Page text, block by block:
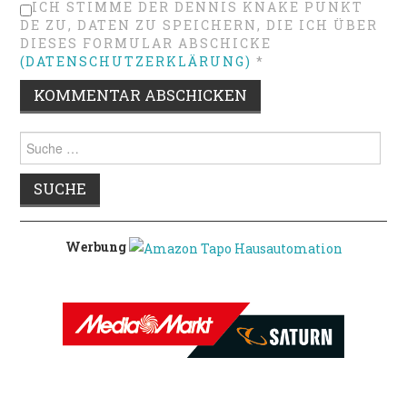
ICH STIMME DER DENNIS KNAKE PUNKT
DE ZU, DATEN ZU SPEICHERN, DIE ICH ÜBER
DIESES FORMULAR ABSCHICKE
(DATENSCHUTZERKLÄRUNG) *
Suche
nach:
Werbung